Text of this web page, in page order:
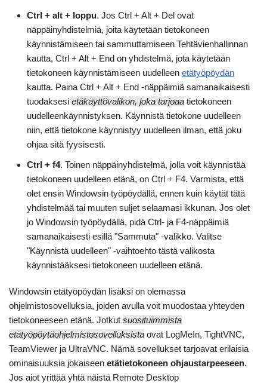
Ctrl + alt + loppu. Jos Ctrl + Alt + Del ovat
näppäinyhdistelmiä, joita käytetään tietokoneen
käynnistämiseen tai sammuttamiseen Tehtävienhallinnan
kautta, Ctrl + Alt + End on yhdistelmä, jota käytetään
tietokoneen käynnistämiseen uudelleen etätyöpöydän
kautta. Paina Ctrl + Alt + End -näppäimiä samanaikaisesti
tuodaksesi etäkäyttövalikon, joka tarjoaa tietokoneen
uudelleenkäynnistyksen. Käynnistä tietokone uudelleen
niin, että tietokone käynnistyy uudelleen ilman, että joku
ohjaa sitä fyysisesti.
Ctrl + f4. Toinen näppäinyhdistelmä, jolla voit käynnistää
tietokoneen uudelleen etänä, on Ctrl + F4. Varmista, että
olet ensin Windowsin työpöydällä, ennen kuin käytät tätä
yhdistelmää tai muuten suljet selaamasi ikkunan. Jos olet
jo Windowsin työpöydällä, pidä Ctrl- ja F4-näppäimiä
samanaikaisesti esillä "Sammuta" -valikko. Valitse
"Käynnistä uudelleen" -vaihtoehto tästä valikosta
käynnistääksesi tietokoneen uudelleen etänä.
Windowsin etätyöpöydän lisäksi on olemassa
ohjelmistosovelluksia, joiden avulla voit muodostaa yhteyden
tietokoneeseen etänä. Jotkut suosituimmista
etätyöpöytäohjelmistosovelluksista ovat LogMeIn, TightVNC,
TeamViewer ja UltraVNC. Nämä sovellukset tarjoavat erilaisia
ominaisuuksia jokaiseen etätietokoneen ohjaustarpeeseen.
Jos aiot yrittää yhtä näistä Remote Desktop